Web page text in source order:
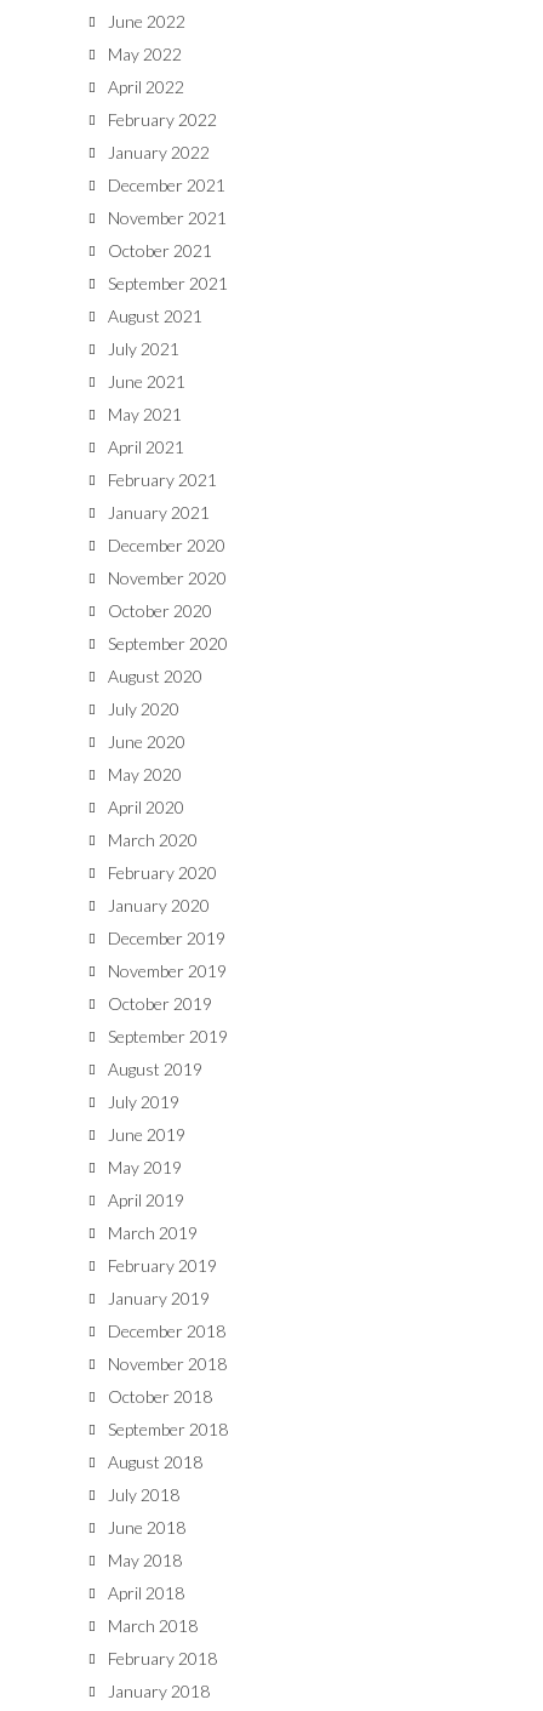
June 2022
May 2022
April 2022
February 2022
January 2022
December 2021
November 2021
October 2021
September 2021
August 2021
July 2021
June 2021
May 2021
April 2021
February 2021
January 2021
December 2020
November 2020
October 2020
September 2020
August 2020
July 2020
June 2020
May 2020
April 2020
March 2020
February 2020
January 2020
December 2019
November 2019
October 2019
September 2019
August 2019
July 2019
June 2019
May 2019
April 2019
March 2019
February 2019
January 2019
December 2018
November 2018
October 2018
September 2018
August 2018
July 2018
June 2018
May 2018
April 2018
March 2018
February 2018
January 2018